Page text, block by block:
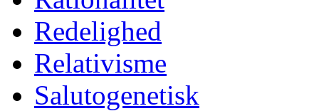
Redelighed
Relativisme
Salutogenetisk